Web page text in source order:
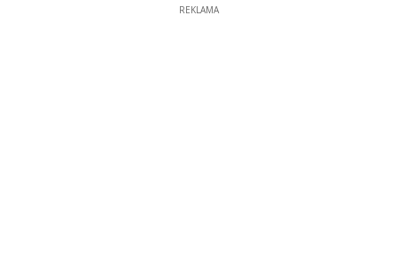
REKLAMA